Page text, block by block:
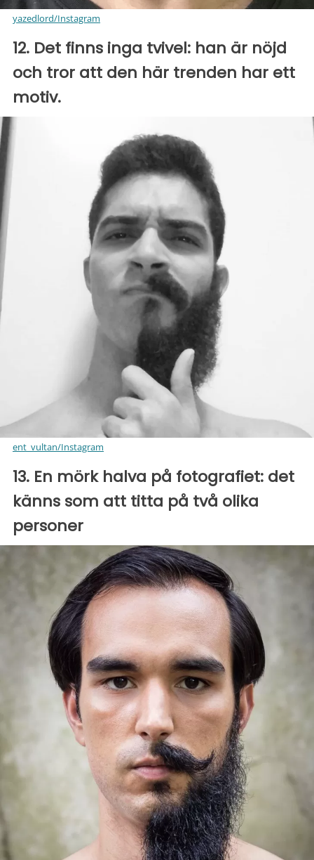
yazedlord/Instagram
12. Det finns inga tvivel: han är nöjd
och tror att den här trenden har ett
motiv.
ent_vultan/Instagram
13. En mörk halva på fotografiet: det
känns som att titta på två olika
personer